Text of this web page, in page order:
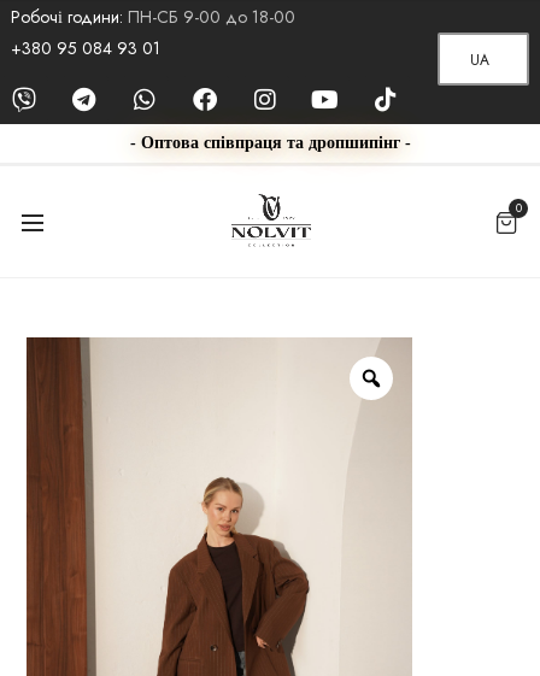
Робочі години: ПН-СБ 9-00 до 18-00
UA
+380 95 084 93 01
- Оптова співпраця та дропшипінг -
0